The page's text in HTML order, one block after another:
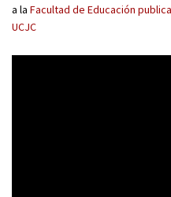
a la Facultad de Educación
UCJC